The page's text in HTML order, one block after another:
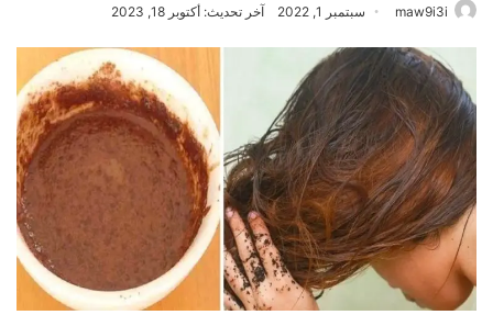
maw9i3i سبتمبر 1, 2022 آخر تحديث: أكتوبر 18, 2023